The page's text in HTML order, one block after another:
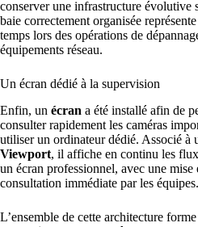
conserver une infrastructure évolutive
baie correctement organisée
temps lors des opérations de
équipements réseau.
Un écran dédié à la supervision
Enfin, un écran a été installé afin de
consulter rapidement les caméras
utiliser un ordinateur dédié. Associé à
Viewport, il affiche en continu les
un écran professionnel, avec une
consultation immédiate par les équipes.
L’ensemble de cette architecture